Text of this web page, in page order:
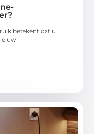
betekent dat u
uw